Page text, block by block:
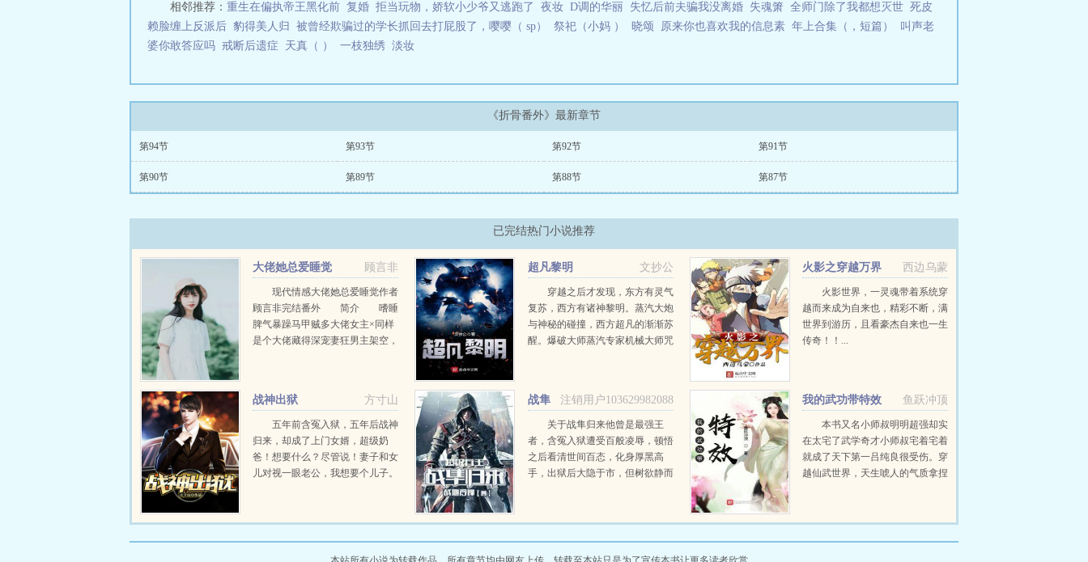
相邻推荐： 重生在偏执帝王黑化前 复婚 拒当玩物，娇软小少爷又逃跑了 夜妆 D调的华丽 失忆后前夫骗我没离婚 失魂箫 全师门除了我都想灭世 死皮
赖脸缠上反派后 豹得美人归 被曾经欺骗过的学长抓回去打屁股了，嘤嘤（ sp） 祭祀（小妈 ） 晓颂 原来你也喜欢我的信息素 年上合集（，短篇）
叫声老
婆你敢答应吗 戒断后遗症 天真（ ） 一枝独绣 淡妆
《折骨番外》最新章节
第94节 第93节 第92节 第91节
第90节 第89节 第88节 第87节
已完结热门小说推荐
顾言非
大佬她总爱睡觉
现代情感大佬她总爱睡觉作者
顾言非完结番外 简介 嗜睡
脾气暴躁马甲贼多大佬女主×同样
是个大佬藏得深宠妻狂男主架空，
文抄公
超凡黎明
穿越之后才发现，东方有灵气
复苏，西方有诸神黎明。蒸汽大炮
与神秘的碰撞，西方超凡的渐渐苏
醒。爆破大师蒸汽专家机械大师咒
西边乌蒙
火影之穿越万界
火影世界，一灵魂带着系统穿
越而来成为自来也，精彩不断，满
世界到游历，且看豪杰自来也一生
传奇！！...
方寸山
战神出狱
五年前含冤入狱，五年后战神
归来，却成了上门女婿，超级奶
爸！想要什么？尽管说！妻子和女
儿对视一眼老公，我想要个儿子。
不错的话请不要忘记向您QQ...
注销用户103629982088
战隼
归来关于战隼归来他曾是最强王
者，含冤入狱遭受百般凌辱，顿悟
之后看清世间百态，化身厚黑高
手，出狱后大隐于市，但树欲静而
者荣耀...
鱼跃冲顶
我的武功带特效
本书又名小师叔明明超强却实
在太宅了武学奇才小师叔宅着宅着
就成了天下第一吕纯良很受伤。穿
越仙武世界，天生唬人的气质拿捏